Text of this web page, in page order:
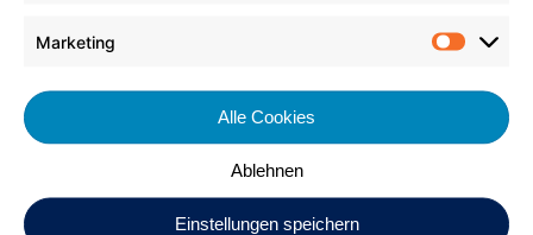
Marketing
Alle Cookies
Ablehnen
Einstellungen speichern